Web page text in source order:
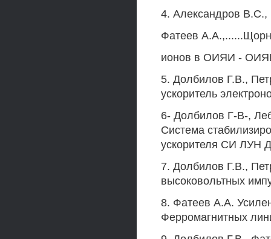
4. Александров
Фатеев
ионов в ОИЯИ -
5. Долбилов Г.В.,
ускоритель
6- Долбилов Г-В-,
Система
ускорителя СИ ЛУН
7. Долбилов Г.В.,
высоковольтных
8. Фатеев A.A.
Ферромагнитных